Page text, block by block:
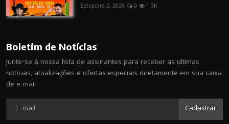
Setembro 2, 2025
0 1.3K
Boletim de Notícias
Junte-se à nossa lista de assinantes para receber as últimas
notícias, atualizações e ofertas especiais diretamente em sua caixa
de e-mail
Cadastrar